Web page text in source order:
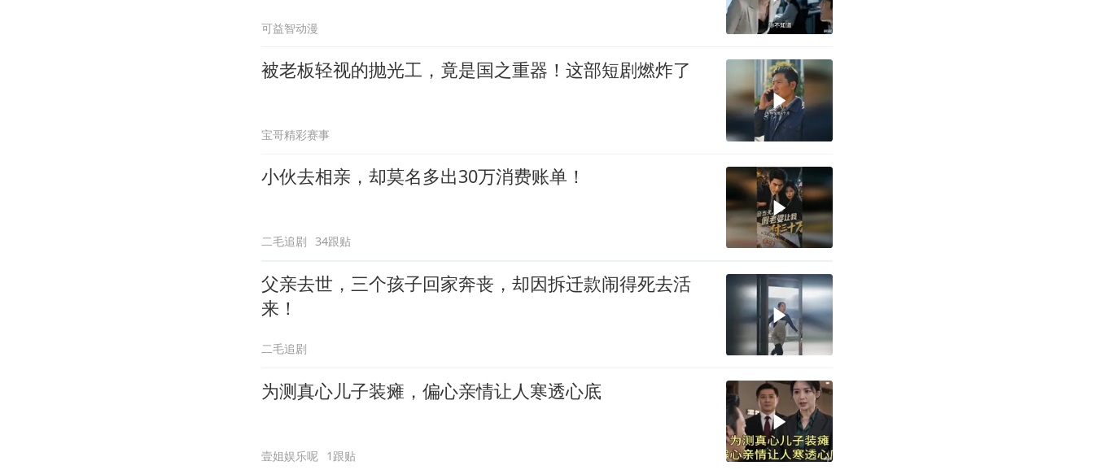
可益智动漫
被老板轻视的抛光工，竟是国之重器！这部短剧燃炸了
宝哥精彩赛事
小伙去相亲，却莫名多出30万消费账单！
二毛追剧 34跟贴
父亲去世，三个孩子回家奔丧，却因拆迁款闹得死去活
来！
二毛追剧
为测真心儿子装瘫，偏心亲情让人寒透心底
壹姐娱乐呢 1跟贴